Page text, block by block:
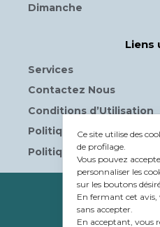
Dimanche
Liens
Services
Contactez Nous
Conditions d’Utilisation
Politique de
Politique de Cookies
©
Ce site utilise des
de profilage.
Vous pouvez
personnaliser les
sur les boutons
En fermant cet
sans accepter.
En acceptant, vous